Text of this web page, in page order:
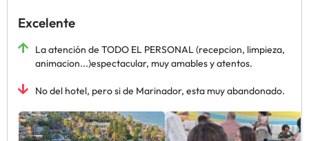
Excelente
La atención de TODO EL PERSONAL (recepcion, limpieza,
animacion...)espectacular, muy amables y atentos.
No del hotel, pero si de Marinador, esta muy abandonado.